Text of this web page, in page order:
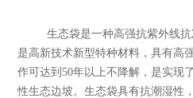
生态袋是一种高强抗紫外线
是高新技术新型特种材料，具有高
作可达到50年以上不降解，是实现
性生态边坡。生态袋具有抗潮湿性